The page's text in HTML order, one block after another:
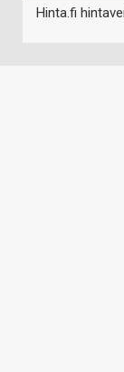
Hinta.fi